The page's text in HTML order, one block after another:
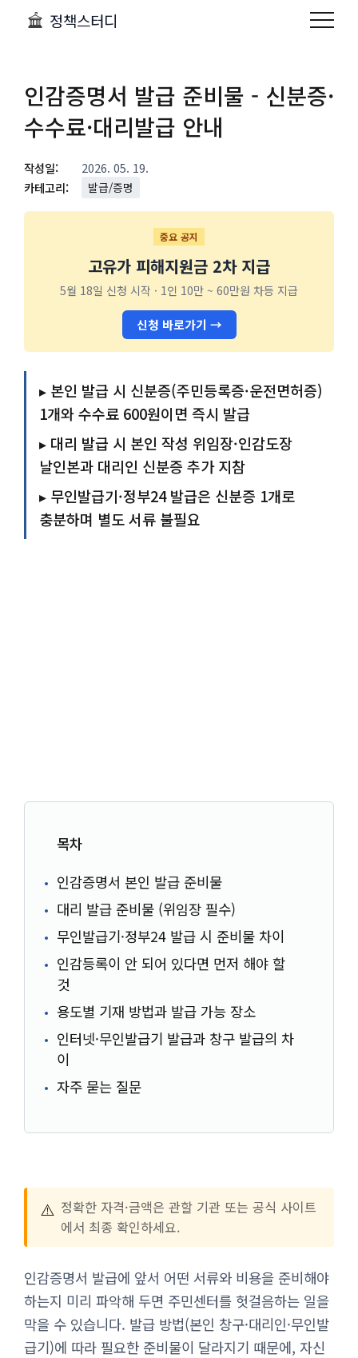
정책스터디
인감증명서 발급 준비물 - 신분증·
수수료·대리발급 안내
작성일:
2026. 05. 19.
카테고리:
발급/증명
중요 공지
고유가 피해지원금 2차 지급
5월 18일 신청 시작 · 1인 10만 ~ 60만원 차등 지급
신청 바로가기 →
▸ 본인 발급 시 신분증(주민등록증·운전면허증)
1개와 수수료 600원이면 즉시 발급
▸ 대리 발급 시 본인 작성 위임장·인감도장
날인본과 대리인 신분증 추가 지참
▸ 무인발급기·정부24 발급은 신분증 1개로
충분하며 별도 서류 불필요
목차
인감증명서 본인 발급 준비물
대리 발급 준비물 (위임장 필수)
무인발급기·정부24 발급 시 준비물 차이
인감등록이 안 되어 있다면 먼저 해야 할
것
용도별 기재 방법과 발급 가능 장소
인터넷·무인발급기 발급과 창구 발급의 차
이
자주 묻는 질문
⚠️ 정확한 자격·금액은 관할 기관 또는 공식 사이트
에서 최종 확인하세요.
인감증명서 발급에 앞서 어떤 서류와 비용을 준비해야
하는지 미리 파악해 두면 주민센터를 헛걸음하는 일을
막을 수 있습니다. 발급 방법(본인 창구·대리인·무인발
급기)에 따라 필요한 준비물이 달라지기 때문에, 자신